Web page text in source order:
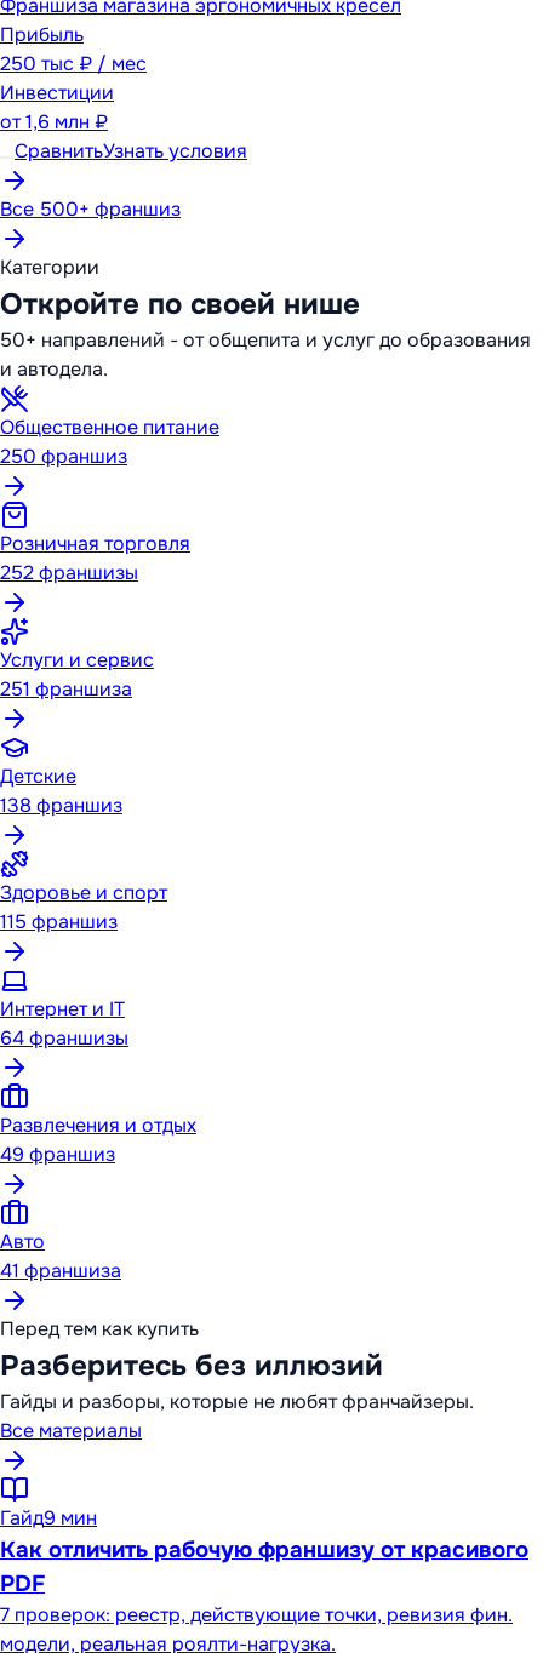
Франшиза магазина эргономичных кресел
Прибыль
250 тыс ₽ / мес
Инвестиции
от1,6 млн ₽
СравнитьУзнать условия
Все 500+ франшиз
Категории
Откройте по своей нише
50+ направлений - от общепита и услуг до образования
и автодела.
Общественное питание
250 франшиз
Розничная торговля
252франшизы
Услуги и сервис
251 франшиза
Детские
138 франшиз
Здоровье и спорт
115 франшиз
Интернет и IT
64франшизы
Развлечения и отдых
49 франшиз
Авто
41 франшиза
Перед тем как купить
Разберитесь без иллюзий
Гайды и разборы, которые не любят франчайзеры.
Все материалы
Гайд9 мин
Как отличить рабочую франшизу от красивого
PDF
7 проверок: реестр, действующие точки, ревизия фин.
модели, реальная роялти-нагрузка.